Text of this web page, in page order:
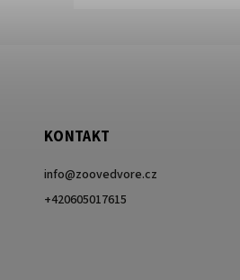
KONTAKT
info@zoovedvore.cz
+420605017615